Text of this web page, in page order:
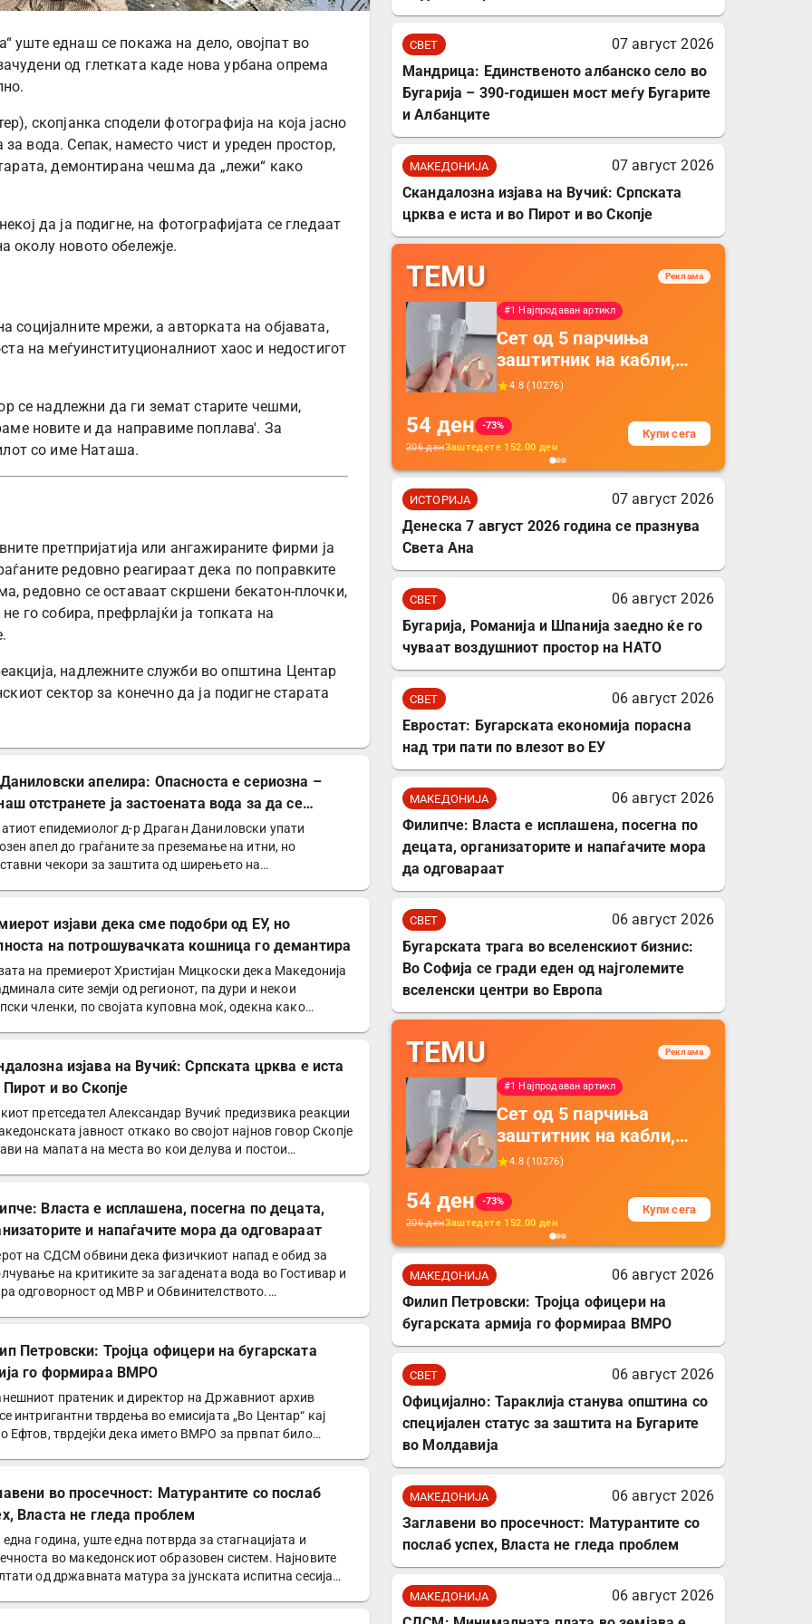
уште еднаш се покажа на дело, овојпат во
од глетката каде нова урбана опрема
скопјанка сподели фотографија на која јасно
вода. Сепак, наместо чист и уреден простор,
демонтирана чешма да „лежи“ како
да ја подигне, на фотографијата се гледаат
околу новото обележје.
социјалните мрежи, а авторката на објавата,
на меѓуинституционалниот хаос и недостигот
се надлежни да ги земат старите чешми,
новите и да направиме поплава'. За
со име Наташа.
претпријатија или ангажираните фирми ја
редовно реагираат дека по поправките
редовно се оставаат скршени бекатон-плочки,
го собира, префрлајќи ја топката на
надлежните служби во општина Центар
сектор за конечно да ја подигне старата
апелира: Опасноста е сериозна –
отстранете ја застоената вода за да се
од западнонилска треска!
епидемиолог д-р Драган Даниловски упати
апел до граѓаните за преземање на итни, но
чекори за заштита од ширењето на
изјави дека сме подобри од ЕУ, но
на потрошувачката кошница го демантира
на премиерот Христијан Мицкоски дека Македонија
сите земји од регионот, па дури и некои
членки, по својата куповна моќ, одекна како
изјава на Вучиќ: Српската црква е иста
и во Скопје
претседател Александар Вучиќ предизвика реакции
јавност откако во својот најнов говор Скопје
на мапата на места во кои делува и постои…
Власта е исплашена, посегна по децата,
и напаѓачите мора да одговараат
на СДСМ обвини дека физичкиот напад е обид за
на критиките за загадената вода во Гостивар и
одговорност од МВР и Обвинителството.
Петровски: Тројца офицери на бугарската
го формираа ВМРО
пратеник и директор на Државниот архив
интригантни тврдења во емисијата „Во Центар“ кај
Ефтов, тврдејќи дека името ВМРО за првпат било
во просечност: Матурантите со послаб
Власта не гледа проблем
година, уште една потврда за стагнацијата и
во македонскиот образовен систем. Најновите
од државната матура за јунската испитна сесија…
СВЕТ
07 август 2026
Мандрица: Единственото албанско село во
Бугарија – 390-годишен мост меѓу Бугарите
и Албанците
МАКЕДОНИЈА
07 август 2026
Скандалозна изјава на Вучиќ: Српската
црква е иста и во Пирот и во Скопје
TEMU Реклама
#1 Најпродаван артикл
Сет од 5 парчиња
заштитник на кабли,
прекривка за заштита
додатоци за заштита на
кабли, без батерија, за
мобилни телефони,
комплет за заштита на
4.8 (10276)
54 ден
-73%
206денЗаштедете 152.00 ден
Купи сега
ИСТОРИЈА
07 август 2026
Денеска 7 август 2026 година се празнува
Света Ана
СВЕТ
06 август 2026
Бугарија, Романија и Шпанија заедно ќе го
чуваат воздушниот простор на НАТО
СВЕТ
06 август 2026
Евростат: Бугарската економија порасна
над три пати по влезот во ЕУ
МАКЕДОНИЈА
06 август 2026
Филипче: Власта е исплашена, посегна по
децата, организаторите и напаѓачите мора
да одговараат
СВЕТ
06 август 2026
Бугарската трага во вселенскиот бизнис:
Во Софија се гради еден од најголемите
вселенски центри во Европа
TEMU Реклама
#1 Најпродаван артикл
Сет од 5 парчиња
заштитник на кабли,
прекривка за заштита
додатоци за заштита на
кабли, без батерија, за
мобилни телефони,
комплет за заштита на
4.8 (10276)
54 ден
-73%
206денЗаштедете 152.00 ден
Купи сега
МАКЕДОНИЈА
06 август 2026
Филип Петровски: Тројца офицери на
бугарската армија го формираа ВМРО
СВЕТ
06 август 2026
Официјално: Тараклија станува општина со
специјален статус за заштита на Бугарите
во Молдавија
МАКЕДОНИЈА
06 август 2026
Заглавени во просечност: Матурантите со
послаб успех, Власта не гледа проблем
МАКЕДОНИЈА
06 август 2026